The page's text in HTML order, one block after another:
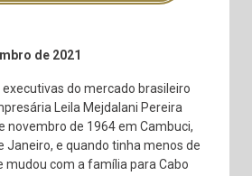
de 2021
do mercado brasileiro
Leila Mejdalani Pereira
novembro de 1964 em Cambuci,
Janeiro, e quando tinha menos de
mudou com a família para Cabo